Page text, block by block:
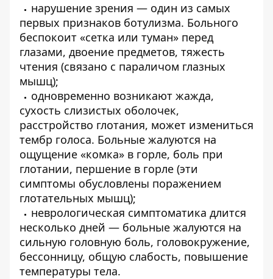
нарушение зрения — один из самых
первых признаков ботулизма. Больного
беспокоит «сетка или туман» перед
глазами, двоение предметов, тяжесть
чтения (связано с параличом глазных
мышц);
одновременно возникают жажда,
сухость слизистых оболочек,
расстройство глотания, может измениться
тембр голоса. Больные жалуются на
ощущение «комка» в горле, боль при
глотании, першение в горле (эти
симптомы обусловлены поражением
глотательных мышц);
неврологическая симптоматика длится
несколько дней — больные жалуются на
сильную головную боль, головокружение,
бессонницу, общую слабость, повышение
температуры тела.